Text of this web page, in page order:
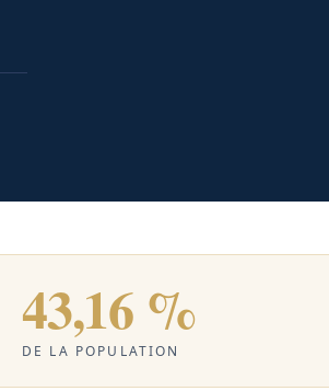
43,16 %
DE LA POPULATION